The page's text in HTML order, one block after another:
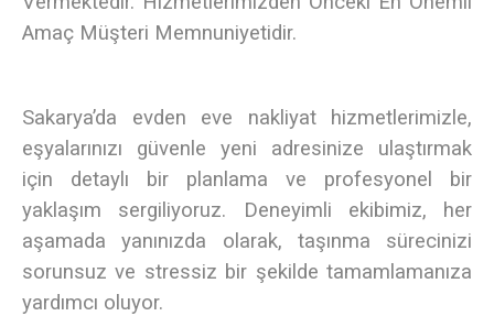
Amaç Müşteri Memnuniyetidir.
Sakarya’da evden eve nakliyathizmetlerimizle,
eşyalarınızı güvenle yeni adresinize ulaştırmak
için detaylı bir planlama ve profesyonel bir
yaklaşım sergiliyoruz. Deneyimli ekibimiz, her
aşamada yanınızda olarak, taşınma sürecinizi
sorunsuz ve stressiz bir şekilde tamamlamanıza
yardımcı oluyor.